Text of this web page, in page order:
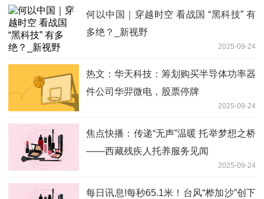
何以中国｜穿越时空 看战国 “黑科技” 有
多绝？_新视野
2025-09-24
热文：华天科技：筹划购买半导体功率器
件公司华羿微电，股票停牌
2025-09-24
焦点快播：传递“无声”温暖 托举梦想之桥
——西藏残疾人托养服务见闻
2025-09-24
每日讯息!每秒65.1米！台风“桦加沙”创下